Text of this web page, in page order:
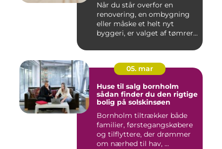
Når du står overfor en
renovering, en ombygning
eller måske et helt nyt
byggeri, er valget af tømrer...
05. mar
Huse til salg bornholm
sådan finder du den rigtige
bolig på solskinsøen
Bornholm tiltrækker både
familier, førstegangskøbere
og tilflyttere, der drømmer
om nærhed til hav, ...